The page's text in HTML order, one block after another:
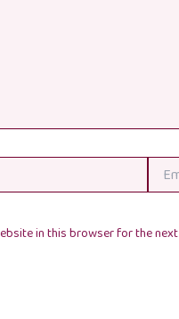
in this browser for the